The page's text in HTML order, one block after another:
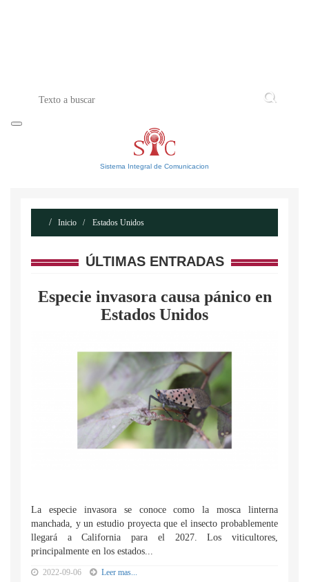
Sistema Integral de Comunicacion
Inicio Estados Unidos
ÚLTIMAS ENTRADAS
Especie invasora causa pánico en
Estados Unidos
La especie invasora se conoce como la mosca linterna
manchada, y un estudio proyecta que el insecto probablemente
llegará a California para el 2027. Los viticultores,
principalmente en los estados...
2022-09-06 Leer mas...